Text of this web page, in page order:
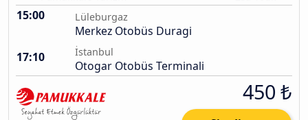
15:00 Lüleburgaz
Merkez Otobüs Duragi
17:10
İstanbul
Otogar Otobüs Terminali
450 ₺